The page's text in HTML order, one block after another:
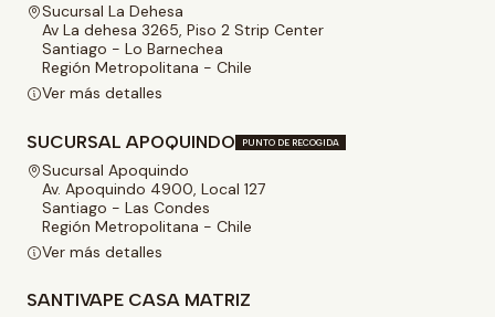
Sucursal La Dehesa
Av La dehesa 3265, Piso 2 Strip Center
Santiago - Lo Barnechea
Región Metropolitana - Chile
Ver más detalles
SUCURSAL APOQUINDO PUNTO DE RECOGIDA
Sucursal Apoquindo
Av. Apoquindo 4900, Local 127
Santiago - Las Condes
Región Metropolitana - Chile
Ver más detalles
SANTIVAPE CASA MATRIZ